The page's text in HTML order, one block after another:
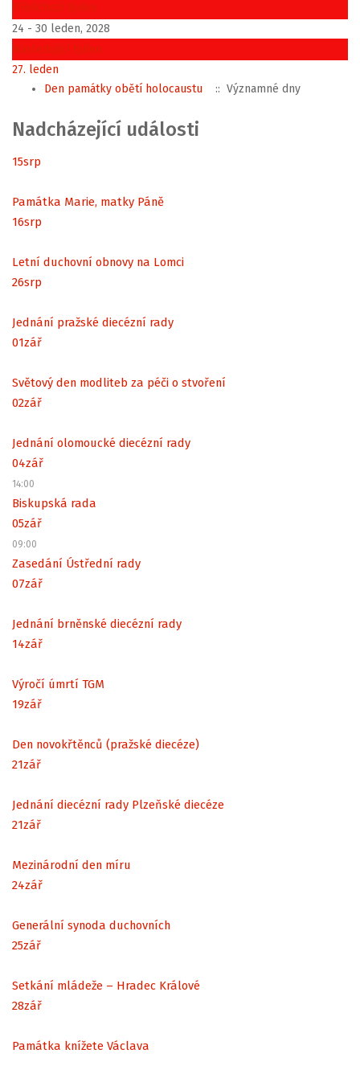
Předchozí týden
24 - 30 leden, 2028
Následující týden
27. leden
Den památky obětí holocaustu
:: Významné dny
Nadcházející události
15srp
Památka Marie, matky Páně
16srp
Letní duchovní obnovy na Lomci
26srp
Jednání pražské diecézní rady
01zář
Světový den modliteb za péči o stvoření
02zář
Jednání olomoucké diecézní rady
04zář
14:00
Biskupská rada
05zář
09:00
Zasedání Ústřední rady
07zář
Jednání brněnské diecézní rady
14zář
Výročí úmrtí TGM
19zář
Den novokřtěnců (pražské diecéze)
21zář
Jednání diecézní rady Plzeňské diecéze
21zář
Mezinárodní den míru
24zář
Generální synoda duchovních
25zář
Setkání mládeže – Hradec Králové
28zář
Památka knížete Václava